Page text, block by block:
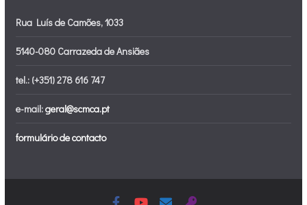
Rua Luís de Camões, 1033
5140-080 Carrazeda de Ansiães
tel.: (+351) 278 616 747
e-mail:geral@scmca.pt
formulário de contacto